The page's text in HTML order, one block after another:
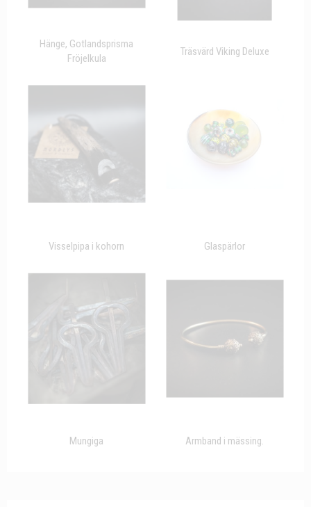
Hänge, Gotlandsprisma
Fröjelkula
Träsvärd Viking Deluxe
Visselpipa i kohorn Glaspärlor
Mungiga Armband i mässing.